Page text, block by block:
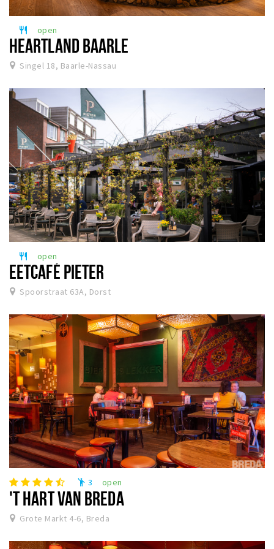
restaurant open
HEARTLAND BAARLE
Singel 18, Baarle-Nassau
restaurant open
EETCAFÉ PIETER
Spoorstraat 63A, Dorst
emoji_people 3 open
'T HART VAN BREDA
Grote Markt 4-6, Breda